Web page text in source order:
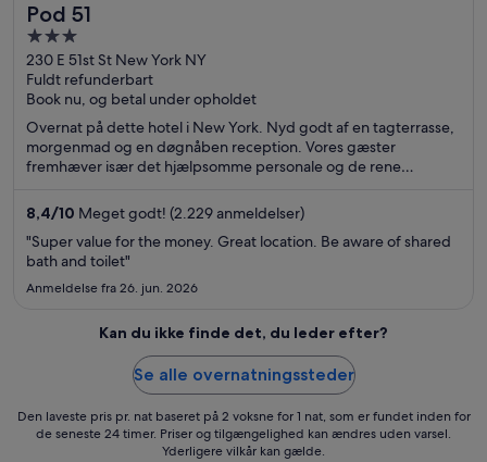
Pod 51
3
out
of
5
230 E 51st St New York NY
Fuldt refunderbart
Book nu, og betal under opholdet
Overnat på dette hotel i New York. Nyd godt af en tagterrasse,
morgenmad og en døgnåben reception. Vores gæster
fremhæver især det hjælpsomme personale og de rene
Grand Central Terminal og 5th Avenue ligger i nærheden.
8,4/10 Meget godt! (2.229 anmeldelser)
"Super value for the money. Great location. Be aware of shared
bath and toilet"
Anmeldelse fra 26. jun. 2026
Kan du ikke finde det, du leder efter?
Se alle overnatningssteder
Den laveste pris pr. nat baseret på 2 voksne for 1 nat, som er fundet inden for
de seneste 24 timer. Priser og tilgængelighed kan ændres uden varsel.
Yderligere vilkår kan gælde.